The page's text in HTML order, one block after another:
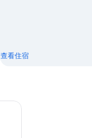
查看住宿